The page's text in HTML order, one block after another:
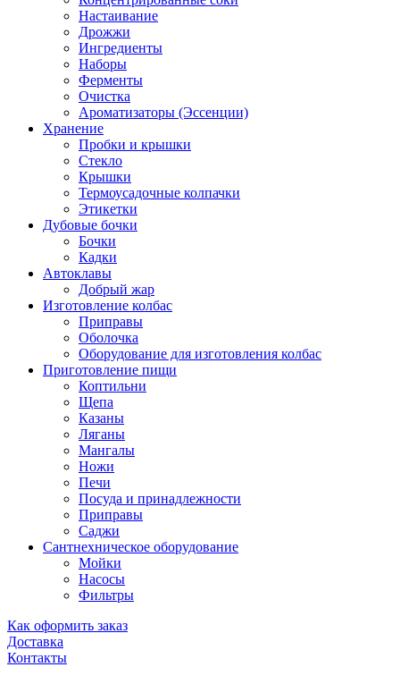
Настаивание
Дрожжи
Ингредиенты
Наборы
Ферменты
Очистка
Ароматизаторы (Эссенции)
Хранение
Пробки и крышки
Стекло
Крышки
Термоусадочные колпачки
Этикетки
Дубовые бочки
Бочки
Кадки
Автоклавы
Добрый жар
Изготовление колбас
Приправы
Оболочка
Оборудование для изготовления колбас
Приготовление пищи
Коптильни
Щепа
Казаны
Ляганы
Мангалы
Ножи
Печи
Посуда и принадлежности
Приправы
Саджи
Сантнехническое оборудование
Мойки
Насосы
Фильтры
Как оформить заказ
Доставка
Контакты